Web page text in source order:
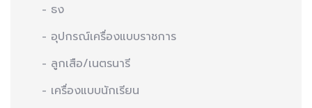
- ธง
- อุปกรณ์เครื่องแบบราชการ
- ลูกเสือ/เนตรนารี
- เครื่องแบบนักเรียน